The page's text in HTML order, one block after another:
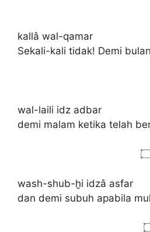
kallâ wal-qamar
Sekali-kali tidak! Demi
wal-laili idz adbar
demi malam ketika telah
wash-shub-ḫi idzâ asfar
dan demi subuh apabila